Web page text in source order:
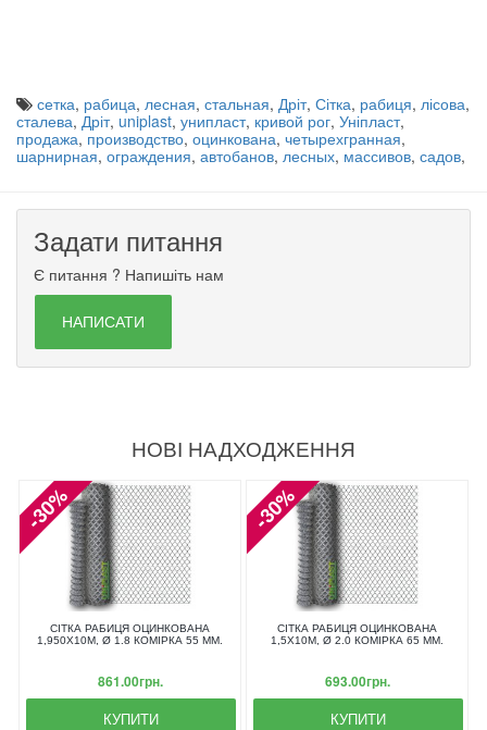
сетка, рабица, лесная, стальная, Дріт, Сітка, рабиця, лісова,
сталева, Дріт, uniplast, унипласт, кривой рог, Уніпласт,
продажа, производство, оцинкована, четырехгранная,
шарнирная, ограждения, автобанов, лесных, массивов, садов,
Задати питання
Є питання ? Напишіть нам
НАПИСАТИ
НОВІ НАДХОДЖЕННЯ
-30%
СІТКА РАБИЦЯ ОЦИНКОВАНА
1,950X10М, Ø 1.8 КОМІРКА 55 ММ.
861.00грн.
КУПИТИ
-30%
СІТКА РАБИЦЯ ОЦИНКОВАНА
1,5X10М, Ø 2.0 КОМІРКА 65 ММ.
693.00грн.
КУПИТИ